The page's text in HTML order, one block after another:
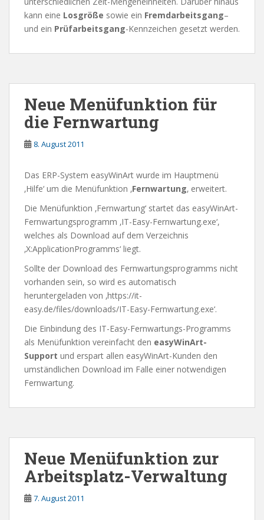
kann eine Losgröße sowie ein Fremdarbeitsgang–
und ein Prüfarbeitsgang-Kennzeichen gesetzt werden.
Neue Menüfunktion für
die Fernwartung
8. August 2011
Das ERP-System easyWinArt wurde im Hauptmenü
‚Hilfe‘ um die Menüfunktion ‚Fernwartung‚ erweitert.
Die Menüfunktion ‚Fernwartung‘ startet das easyWinArt-
Fernwartungsprogramm ‚IT-Easy-Fernwartung.exe‘,
welches als Download auf dem Verzeichnis
‚X:ApplicationProgramms‘ liegt.
Sollte der Download des Fernwartungsprogramms nicht
vorhanden sein, so wird es automatisch
heruntergeladen von ‚https://it-
easy.de/files/downloads/IT-Easy-Fernwartung.exe‘.
Die Einbindung des IT-Easy-Fernwartungs-Programms
als Menüfunktion vereinfacht den easyWinArt-
Support und erspart allen easyWinArt-Kunden den
umständlichen Download im Falle einer notwendigen
Fernwartung.
Neue Menüfunktion zur
Arbeitsplatz-Verwaltung
7. August 2011